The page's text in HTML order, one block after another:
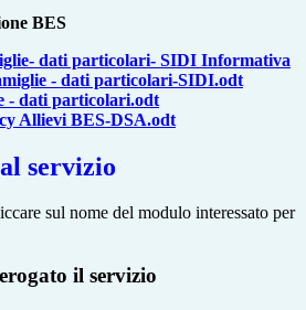
BES
dati particolari- SIDI Informativa
- dati particolari-SIDI.odt
- dati particolari.odt
Allievi BES-DSA.odt
servizio
sul nome del modulo interessato per
il servizio